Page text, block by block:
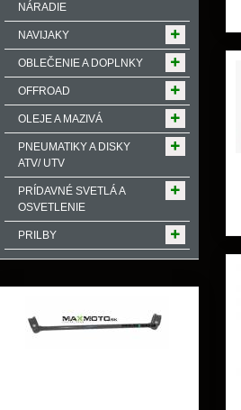
NÁRADIE
NAVIJAKY
OBLEČENIE A DOPLNKY
OFFROAD
OLEJE A MAZIVÁ
PNEUMATIKY A DISKY
ATV/ UTV
PRÍDAVNÉ SVETLÁ A
OSVETLENIE
PRILBY